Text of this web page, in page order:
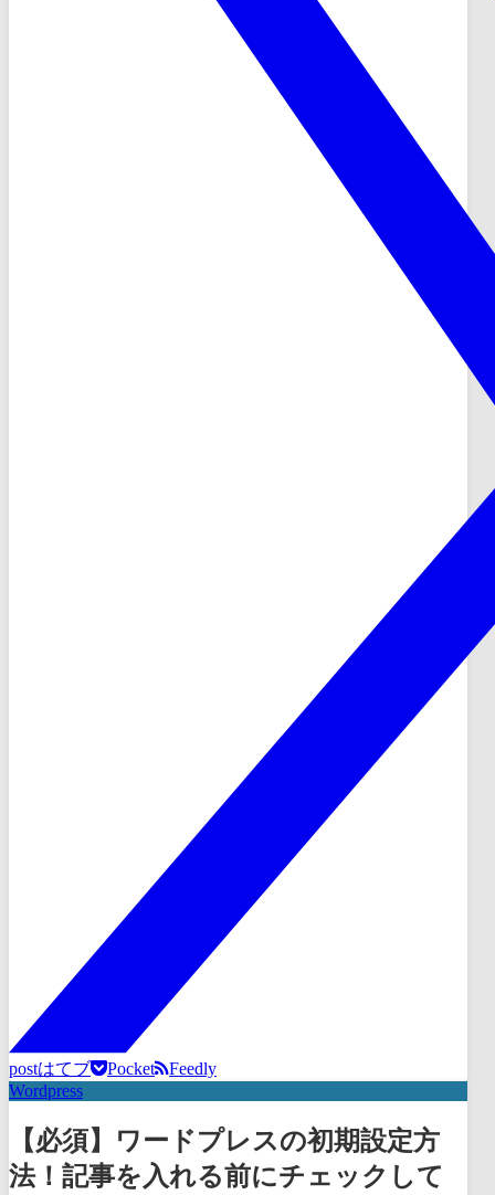
postはてブ Pocket
Feedly
Wordpress
【必須】ワードプレスの初期設定方
法！記事を入れる前にチェックして